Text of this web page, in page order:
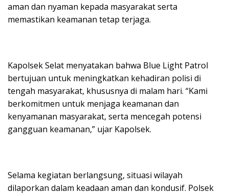
aman dan nyaman kepada masyarakat serta
memastikan keamanan tetap terjaga.
Kapolsek Selat menyatakan bahwa Blue Light Patrol
bertujuan untuk meningkatkan kehadiran polisi di
tengah masyarakat, khususnya di malam hari. “Kami
berkomitmen untuk menjaga keamanan dan
kenyamanan masyarakat, serta mencegah potensi
gangguan keamanan,” ujar Kapolsek.
Selama kegiatan berlangsung, situasi wilayah
dilaporkan dalam keadaan aman dan kondusif. Polsek